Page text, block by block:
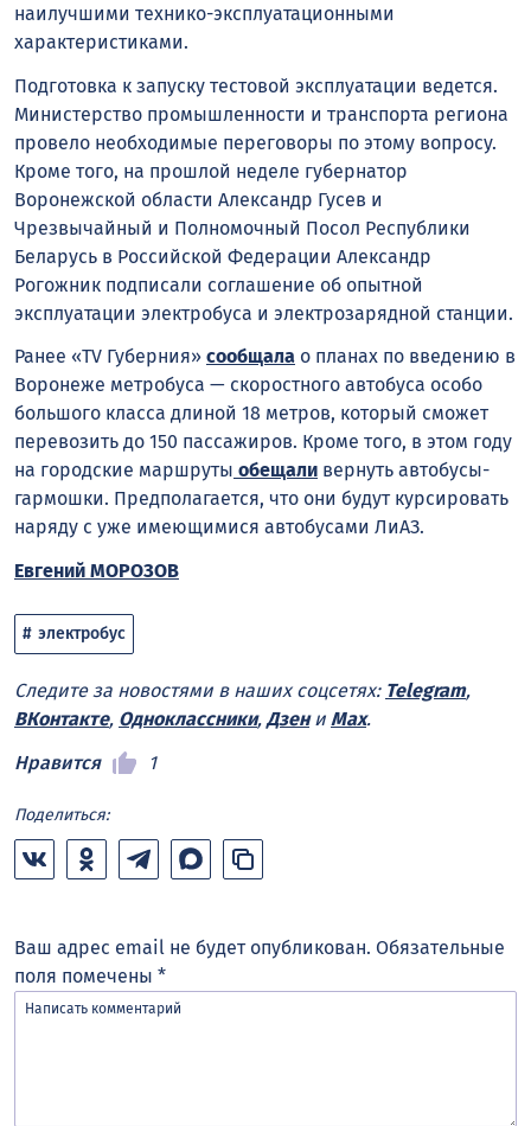
наилучшими технико-эксплуатационными
характеристиками.
Подготовка к запуску тестовой эксплуатации ведется.
Министерство промышленности и транспорта региона
провело необходимые переговоры по этому вопросу.
Кроме того, на прошлой неделе губернатор
Воронежской области Александр Гусев и
Чрезвычайный и Полномочный Посол Республики
Беларусь в Российской Федерации Александр
Рогожник подписали соглашение об опытной
эксплуатации электробуса и электрозарядной станции.
Ранее «TV Губерния» сообщала о планах по введению в
Воронеже метробуса — скоростного автобуса особо
большого класса длиной 18 метров, который сможет
перевозить до 150 пассажиров. Кроме того, в этом году
на городские маршруты обещали вернуть автобусы-
гармошки. Предполагается, что они будут курсировать
наряду с уже имеющимися автобусами ЛиАЗ.
Евгений МОРОЗОВ
электробус
Следите за новостями в наших соцсетях: Telegram,
ВКонтакте, Одноклассники, Дзени Max.
Нравится
1
Поделиться:
Ваш адрес email не будет опубликован. Обязательные
поля помечены *